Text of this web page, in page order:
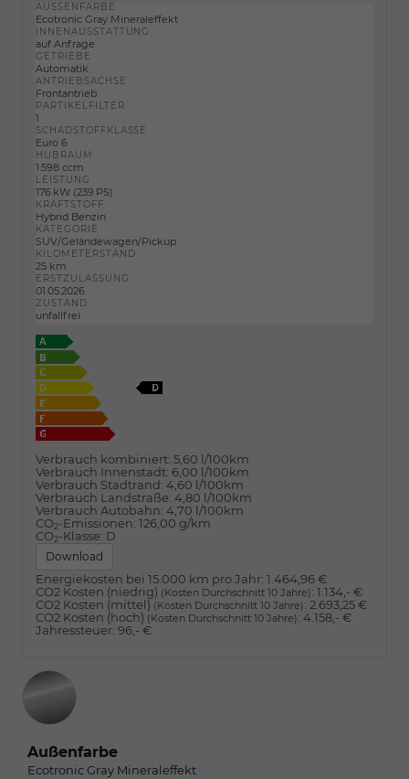
AUSSENFARBE
Ecotronic Gray Mineraleffekt
INNENAUSSTATTUNG
auf Anfrage
GETRIEBE
Automatik
ANTRIEBSACHSE
Frontantrieb
PARTIKELFILTER
1
SCHADSTOFFKLASSE
Euro 6
HUBRAUM
1.598 ccm
LEISTUNG
176 kW (239 PS)
KRAFTSTOFF
Hybrid Benzin
KATEGORIE
SUV/Geländewagen/Pickup
KILOMETERSTAND
25 km
ERSTZULASSUNG
01.05.2026
ZUSTAND
unfallfrei
Verbrauch kombiniert: 5,60 l/100km
Verbrauch Innenstadt: 6,00 l/100km
Verbrauch Stadtrand: 4,60 l/100km
Verbrauch Landstraße: 4,80 l/100km
Verbrauch Autobahn: 4,70 l/100km
CO2-Emissionen: 126,00 g/km
CO2-Klasse: D
Download
Energiekosten bei 15.000 km pro Jahr: 1.464,96 €
CO2 Kosten (niedrig) (Kosten Durchschnitt 10 Jahre): 1.134,- €
CO2 Kosten (mittel) (Kosten Durchschnitt 10 Jahre): 2.693,25 €
CO2 Kosten (hoch) (Kosten Durchschnitt 10 Jahre): 4.158,- €
Jahressteuer: 96,- €
Außenfarbe
Ecotronic Gray Mineraleffekt